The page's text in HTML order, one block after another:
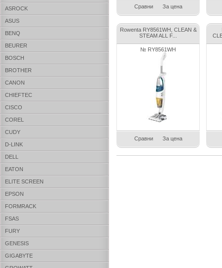
ASROCK
ASUS
BENQ
BEURER
BOSCH
BROTHER
CANON
CHIEFTEC
CISCO
COREL
CUDY
D-LINK
DELL
EATON
ELITE SCREEN
EPSON
FORMRACK
FSAS
FURY
GENESIS
GIGABYTE
Сравни За цена
Rowenta RY8561WH, CLEAN &
STEAM ALL F...
№ RY8561WH
Сравни За цена